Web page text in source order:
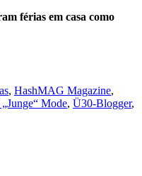
férias em casa como
, HashMAG Magazine,
Mode, Ü30-Blogger,